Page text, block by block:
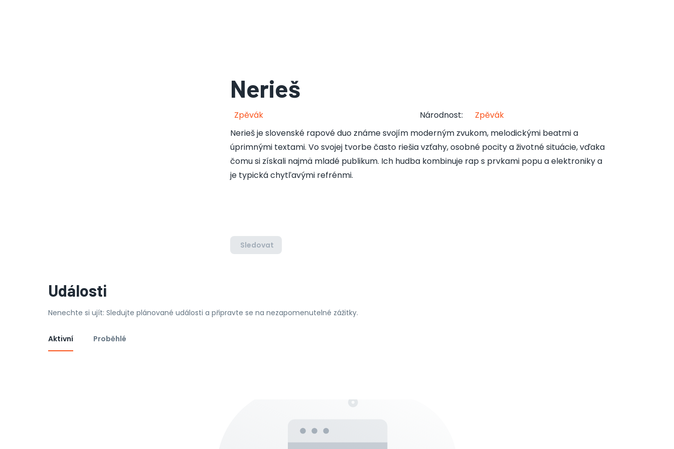
Nerieš
Zpěvák Národnost:
Zpěvák
Nerieš je slovenské rapové duo známe svojím moderným zvukom, melodickými beatmi a
úprimnými textami. Vo svojej tvorbe často riešia vzťahy, osobné pocity a životné situácie, vďaka
čomu si získali najmä mladé publikum. Ich hudba kombinuje rap s prvkami popu a elektroniky a
je typická chytľavými refrénmi.
Sledovat
Události
Nenechte si ujít: Sledujte plánované události a připravte se na nezapomenutelné zážitky.
Aktivní Proběhlé